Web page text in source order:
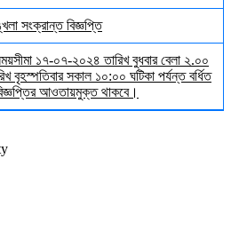
সংক্রান্ত বিজ্ঞপ্তি
১৭-০৭-২০২৪ তারিখ বুধবার বেলা ২.০০
বৃহস্পতিবার সকাল ১০:০০ ঘটিকা পর্যন্ত বর্ধিত
আওতায়মুক্ত থাকবে।